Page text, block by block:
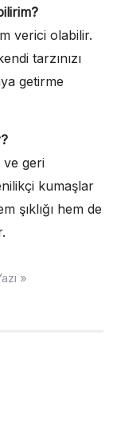
verici olabilir.
tarzınızı
getirme
geri
kumaşlar
şıklığı hem de
»